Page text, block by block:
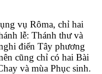
vụ Rôma, chỉ hai
lễ: Thánh thư và
điển Tây phương
cũng chỉ có hai Bài
và mùa Phục sinh.